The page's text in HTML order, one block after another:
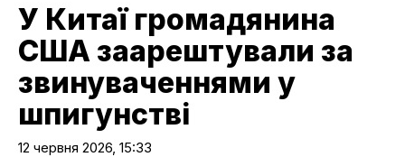
У Китаї громадянина
США заарештували за
звинуваченнями у
шпигунстві
12 червня 2026, 15:33